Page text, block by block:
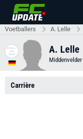
Voetballers A. Lelle
A. Lelle
Middenvelder
Carrière